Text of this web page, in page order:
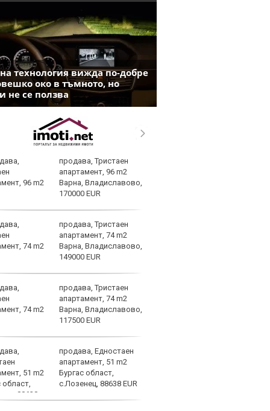
технология вижда по-добре
око в тъмното, но
не се ползва
продава, Тристаен
апартамент, 96 m2
Варна, Владиславово,
170000 EUR
продава, Тристаен
апартамент, 74 m2
Варна, Владиславово,
149000 EUR
продава, Тристаен
апартамент, 74 m2
Варна, Владиславово,
117500 EUR
продава, Едностаен
апартамент, 51 m2
Бургас област,
с.Лозенец, 88638 EUR